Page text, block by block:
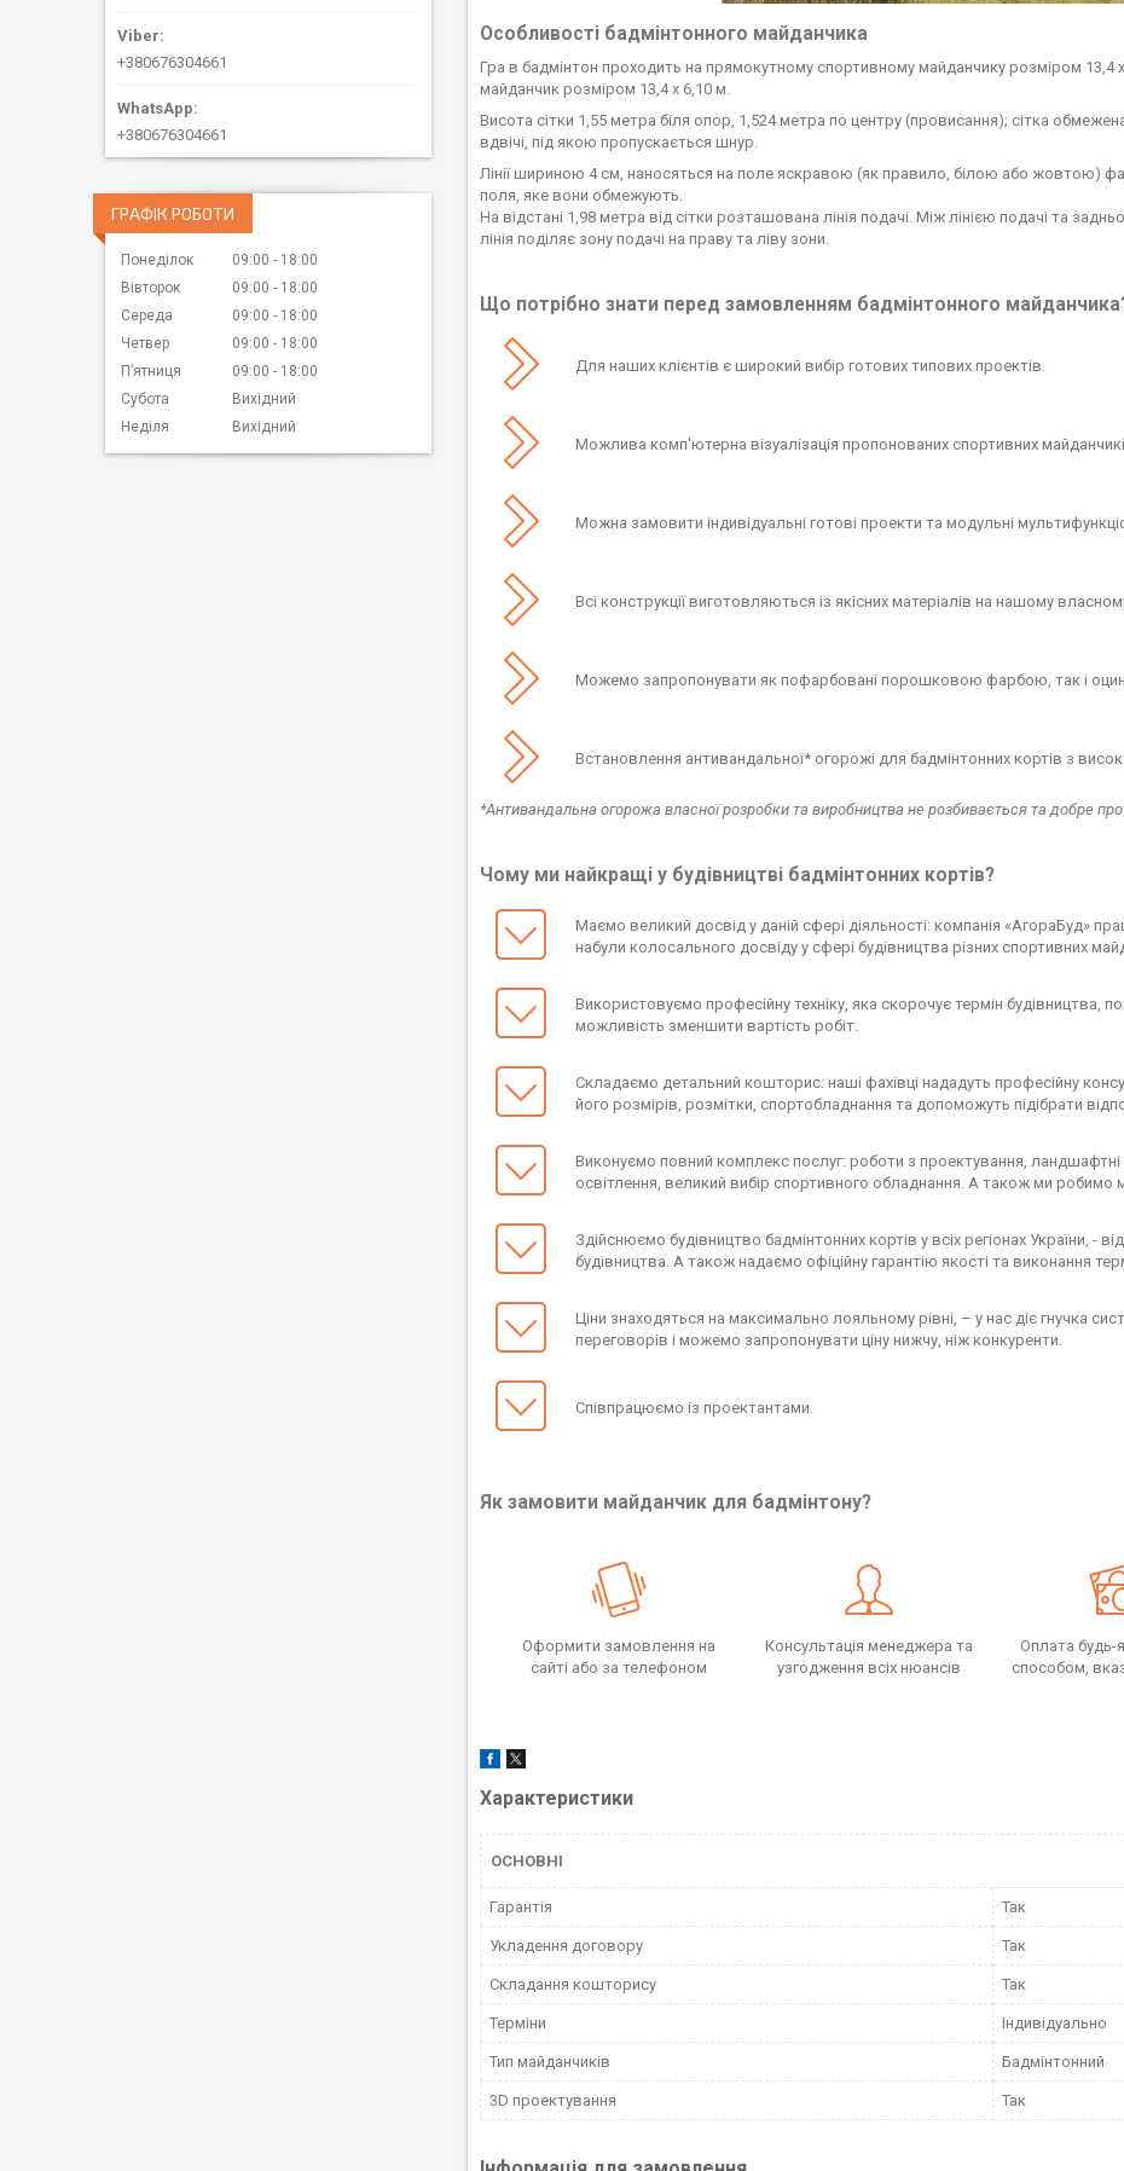
Особливості бадмінтонного майданчика
Гра в бадмінтон проходить на прямокутному спортивному майданчику розміром 13,4
майданчик розміром 13,4 х 6,10 м.
Висота сітки 1,55 метра біля опор, 1,524 метра по центру (провисання); сітка
вдвічі, під якою пропускається шнур.
Лінії шириною 4 см, наносяться на поле яскравою (як правило, білою або жовтою)
поля, яке вони обмежують.
На відстані 1,98 метра від сітки розташована лінія подачі. Між лінією подачі та
лінія поділяє зону подачі на праву та ліву зони.
Що потрібно знати перед замовленням бадмінтонного
Для наших клієнтів є широкий вибір готових типових проектів.
Можлива комп'ютерна візуалізація пропонованих спортивних
Можна замовити індивідуальні готові проекти та модульні
Всі конструкції виготовляються із якісних матеріалів на нашому
Можемо запропонувати як пофарбовані порошковою фарбою, так і
Встановлення антивандальної* огорожі для бадмінтонних кортів з
*Антивандальна огорожа власної розробки та виробництва не розбивається та добре
Чому ми найкращі у будівництві бадмінтонних кортів?
Маємо великий досвід у даній сфері діяльності: компанія «АгораБуд»
набули колосального досвіду у сфері будівництва різних спортивних
Використовуємо професійну техніку, яка скорочує термін будівництва,
можливість зменшити вартість робіт.
Складаємо детальний кошторис: наші фахівці нададуть професійну
його розмірів, розмітки, спортобладнання та допоможуть підібрати
Виконуємо повний комплекс послуг: роботи з проектування, ландшафтні
освітлення, великий вибір спортивного обладнання. А також ми робимо
Здійснюємо будівництво бадмінтонних кортів у всіх регіонах України, -
будівництва. А також надаємо офіційну гарантію якості та виконання
Ціни знаходяться на максимально лояльному рівні, – у нас діє гнучка
переговорів і можемо запропонувати ціну нижчу, ніж конкуренти.
Співпрацюємо із проектантами.
Як замовити майданчик для бадмінтону?
Оформити замовлення на
сайті або за телефоном
Консультація менеджера та
узгодження всіх нюансів
Оплата будь-
способом,
Характеристики
ОСНОВНІ
Гарантія Так
Укладення договору Так
Складання кошторису Так
Терміни Індивідуально
Тип майданчиків Бадмінтонний
3D проектування Так
+380676304661
+380676304661
ГРАФІК РОБОТИ
Понеділок 09:00
18:00
Вівторок
09:00
18:00
Середа
09:00
18:00
Четвер
09:00
18:00
Пʼятниця
09:00
18:00
Субота
Вихідний
Неділя
Вихідний